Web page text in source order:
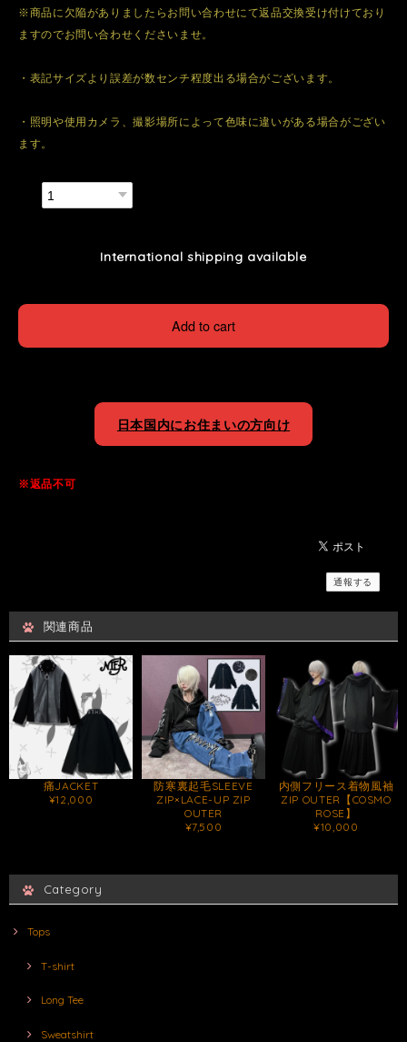
※商品に欠陥がありましたらお問い合わせにて返品交換受け付けており
ますのでお問い合わせくださいませ。
・表記サイズより誤差が数センチ程度出る場合がございます。
・照明や使用カメラ、撮影場所によって色味に違いがある場合がござい
ます。
International shipping available
Add to cart
日本国内にお住まいの方向け
※返品不可
通報する
関連商品
痛JACKET
¥12,000
防寒裏起毛SLEEVE
ZIP×LACE-UP ZIP
OUTER
¥7,500
内側フリース着物風袖
ZIP OUTER【COSMO
ROSE】
¥10,000
Category
Tops
T-shirt
Long Tee
Sweatshirt